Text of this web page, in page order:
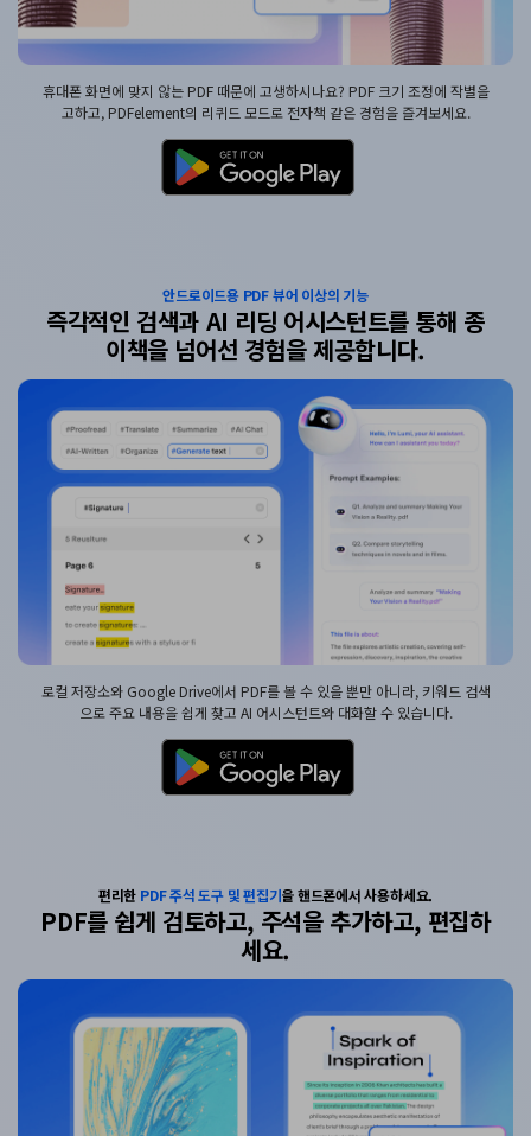
휴대폰 화면에 맞지 않는 PDF 때문에 고생하시나요? PDF 크기 조정에 작별을
고하고, PDFelement의 리퀴드 모드로 전자책 같은 경험을 즐겨보세요.
안드로이드용 PDF 뷰어 이상의 기능
즉각적인 검색과 AI 리딩 어시스턴트를 통해 종
이책을 넘어선 경험을 제공합니다.
로컬 저장소와 Google Drive에서 PDF를 볼 수 있을 뿐만 아니라, 키워드 검색
으로 주요 내용을 쉽게 찾고 AI 어시스턴트와 대화할 수 있습니다.
편리한 PDF 주석 도구및편집기을 핸드폰에서 사용하세요.
PDF를 쉽게 검토하고, 주석을 추가하고, 편집하
세요.